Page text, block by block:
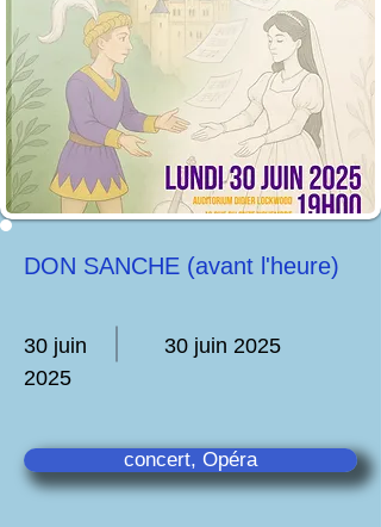
DON SANCHE (avant l'heure)
30 juin
2025
30 juin 2025
concert, Opéra